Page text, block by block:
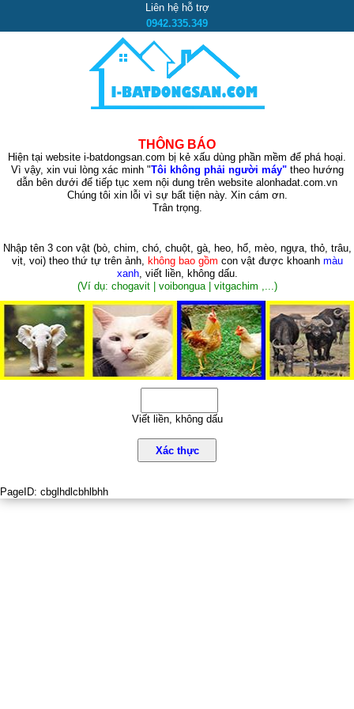
Liên hệ hỗ trợ
0942.335.349
THÔNG BÁO
Hiện tại website i-batdongsan.com bị kẻ xấu dùng phần mềm để phá hoại.
Vì vậy, xin vui lòng xác minh "Tôi không phải người máy"theo hướng
dẫn bên dưới để tiếp tục xem nội dung trên website alonhadat.com.vn
Chúng tôi xin lỗi vì sự bất tiện này. Xin cám ơn.
Trân trọng.
Nhập tên 3 con vật (bò, chim, chó, chuột, gà, heo, hổ, mèo, ngựa, thỏ, trâu,
vịt, voi)theo thứ tự trên ảnh, không bao gồm con vật được khoanh màu
xanh, viết liền, không dấu.
(Ví dụ: chogavit | voibongua | vitgachim ,...)
Viết liền, không dấu
Xác thực
PageID: cbglhdlcbhlbhh